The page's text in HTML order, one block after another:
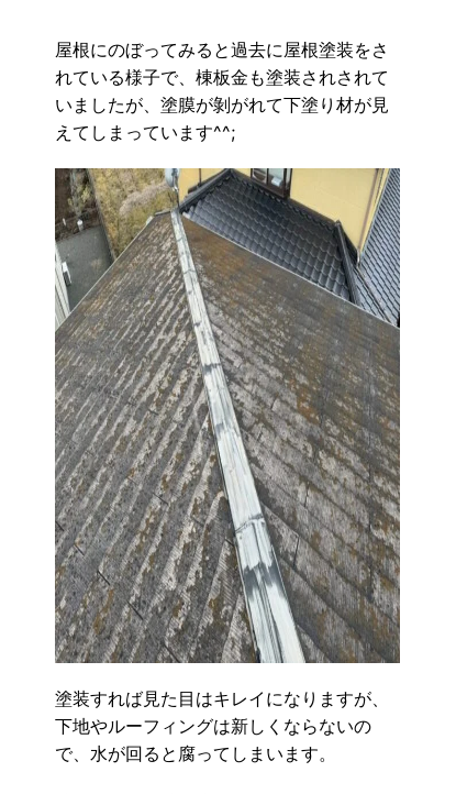
屋根にのぼってみると過去に屋根塗装をさ
れている様子で、棟板金も塗装されされて
いましたが、塗膜が剝がれて下塗り材が見
えてしまっています^^;
塗装すれば見た目はキレイになりますが、
下地やルーフィングは新しくならないの
で、水が回ると腐ってしまいます。